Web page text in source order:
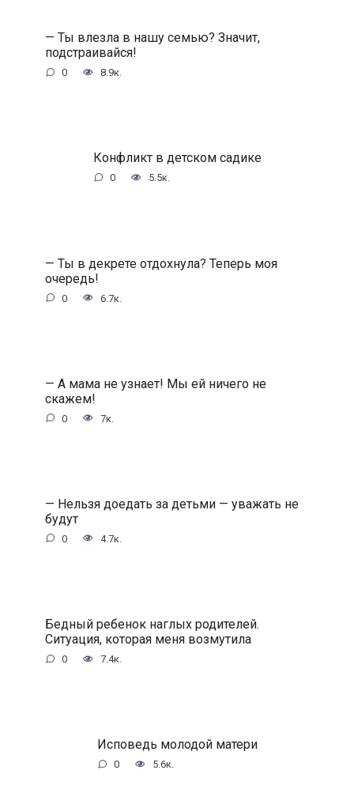
— Ты влезла в нашу семью? Значит,
подстраивайся!
0 8.9к.
Конфликт в детском садике
0 5.5к.
— Ты в декрете отдохнула? Теперь моя
очередь!
0 6.7к.
— А мама не узнает! Мы ей ничего не
скажем!
0 7к.
— Нельзя доедать за детьми — уважать не
будут
0 4.7к.
Бедный ребенок наглых родителей.
Ситуация, которая меня возмутила
0 7.4к.
Исповедь молодой матери
0 5.6к.